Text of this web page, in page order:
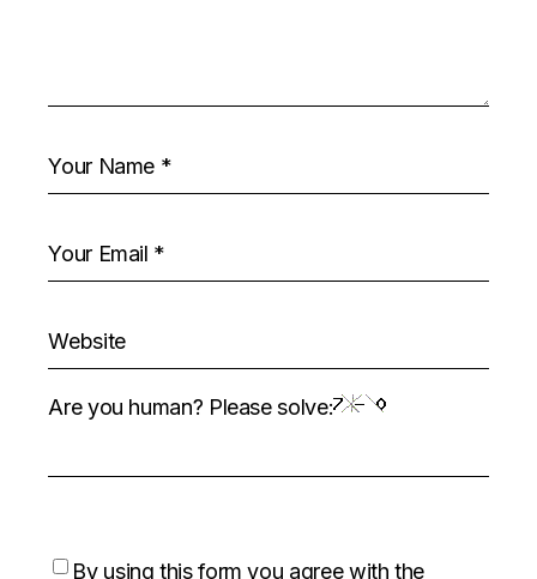
Are you human? Please solve:
By using this form you agree with the